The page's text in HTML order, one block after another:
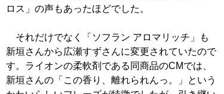
ロス」の声もあったほどでした。
それだけでなく「ソフラン アロマリッチ」も
新垣さんから広瀬すずさんに変更されていたので
す。ライオンの柔軟剤である同商品のCMでは、
新垣さんの「この香り、離れられんっ。」という